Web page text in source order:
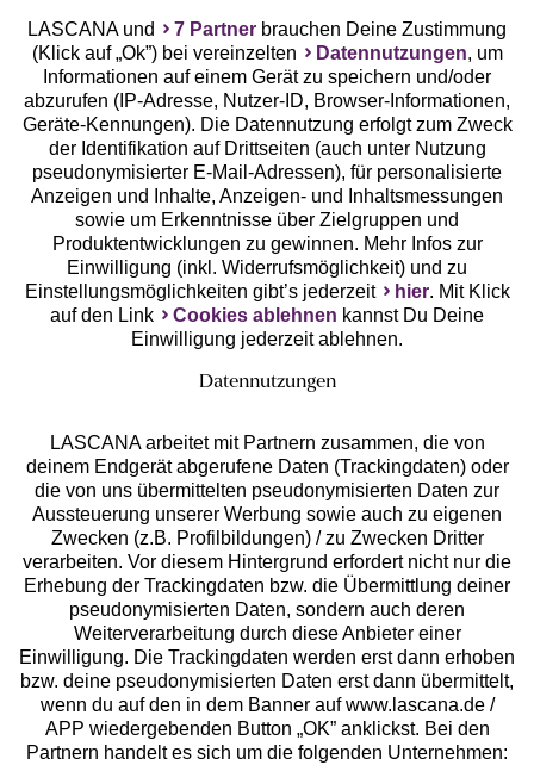
Geprüfte Sicherheit
Unsere Apps
Services
Beratung
Über uns
Rechtliches
LASCANA und 7 Partner brauchen Deine Zustimmung
(Klick auf „Ok”) bei vereinzelten
Datennutzungen, um
Informationen auf einem Gerät zu speichern und/oder
abzurufen (IP-Adresse, Nutzer-ID, Browser-Informationen,
Geräte-Kennungen). Die Datennutzung erfolgt zum Zweck
der Identifikation auf Drittseiten (auch unter Nutzung
pseudonymisierter E-Mail-Adressen), für personalisierte
Anzeigen und Inhalte, Anzeigen- und Inhaltsmessungen
sowie um Erkenntnisse über Zielgruppen und
Produktentwicklungen zu gewinnen. Mehr Infos zur
Einwilligung (inkl. Widerrufsmöglichkeit) und zu
Einstellungsmöglichkeiten gibt’s jederzeit
hier. Mit Klick
auf den Link
Cookies ablehnen kannst Du Deine
Einwilligung jederzeit ablehnen.
Datennutzungen
LASCANA arbeitet mit Partnern zusammen, die von
deinem Endgerät abgerufene Daten (Trackingdaten) oder
die von uns übermittelten pseudonymisierten Daten zur
Aussteuerung unserer Werbung sowie auch zu eigenen
Zwecken (z.B. Profilbildungen) / zu Zwecken Dritter
verarbeiten. Vor diesem Hintergrund erfordert nicht nur die
Erhebung der Trackingdaten bzw. die Übermittlung deiner
pseudonymisierten Daten, sondern auch deren
Weiterverarbeitung durch diese Anbieter einer
Einwilligung. Die Trackingdaten werden erst dann erhoben
bzw. deine pseudonymisierten Daten erst dann übermittelt,
wenn du auf den in dem Banner auf www.lascana.de /
APP wiedergebenden Button „OK” anklickst. Bei den
Partnern handelt es sich um die folgenden Unternehmen: